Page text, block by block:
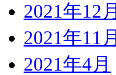
2021年12月
2021年11月
2021年4月